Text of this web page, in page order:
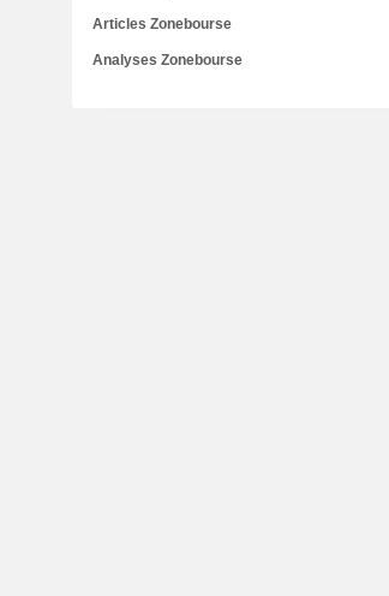
Articles Zonebourse
Analyses Zonebourse